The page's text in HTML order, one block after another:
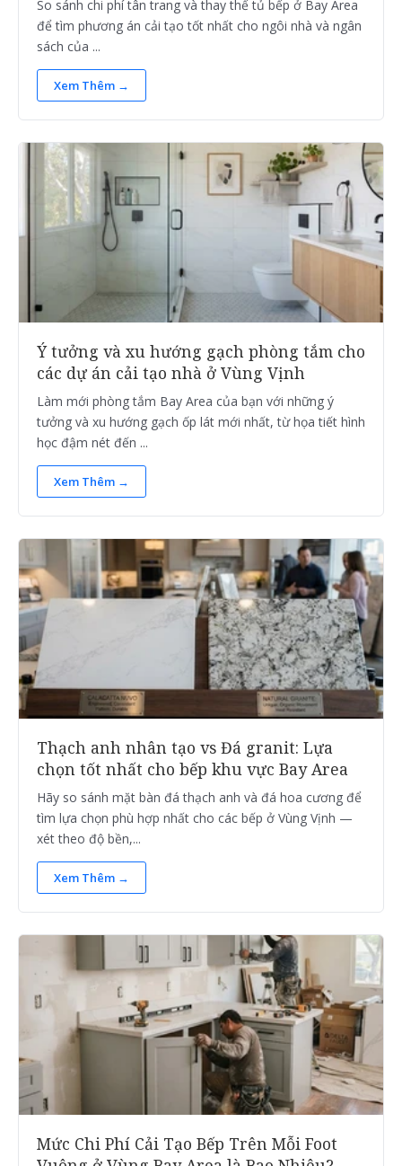
So sánh chi phí tân trang và thay thế tủ bếp ở Bay Area
để tìm phương án cải tạo tốt nhất cho ngôi nhà và ngân
sách của ...
Xem Thêm →
Ý tưởng và xu hướng gạch phòng tắm cho
các dự án cải tạo nhà ở Vùng Vịnh
Làm mới phòng tắm Bay Area của bạn với những ý
tưởng và xu hướng gạch ốp lát mới nhất, từ họa tiết hình
học đậm nét đến ...
Xem Thêm →
Thạch anh nhân tạo vs Đá granit: Lựa
chọn tốt nhất cho bếp khu vực Bay Area
Hãy so sánh mặt bàn đá thạch anh và đá hoa cương để
tìm lựa chọn phù hợp nhất cho các bếp ở Vùng Vịnh —
xét theo độ bền,...
Xem Thêm →
Mức Chi Phí Cải Tạo Bếp Trên Mỗi Foot